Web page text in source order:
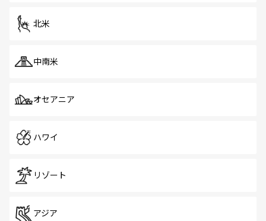
北米
中南米
オセアニア
ハワイ
リゾート
アジア